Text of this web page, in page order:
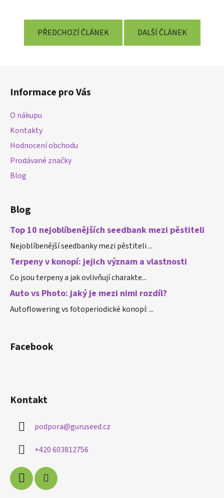
PŘEDCHOZÍ ČLÁNEK DALŠÍ ČLÁNEK
Informace pro Vás
O nákupu
Kontakty
Hodnocení obchodu
Prodávané značky
Blog
Blog
Top 10 nejoblíbenějších seedbank mezi pěstiteli
Nejoblíbenější seedbanky mezi pěstiteli ...
Terpeny v konopí: jejich význam a vlastnosti
Co jsou terpeny a jak ovlivňují charakte...
Auto vs Photo: jaký je mezi nimi rozdíl?
Autoflowering vs fotoperiodické konopí: ...
Facebook
Kontakt
podpora@guruseed.cz
+420 603812756